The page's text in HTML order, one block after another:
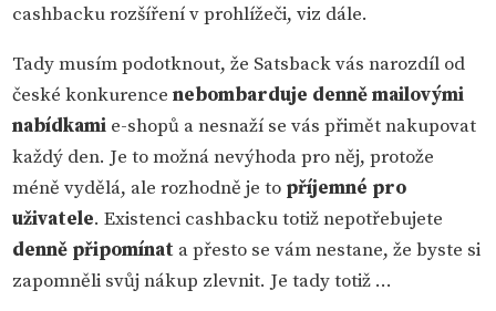
cashbacku rozšíření v prohlížeči, viz dále.
Tady musím podotknout, že Satsback vás narozdíl od
české konkurencenebombarduje denně mailovými
nabídkami e-shopů a nesnaží se vás přimět nakupovat
každý den. Je to možná nevýhoda pro něj, protože
méně vydělá, ale rozhodně je to příjemné pro
uživatele. Existenci cashbacku totiž nepotřebujete
denně připomínat a přesto se vám nestane, že byste si
zapomněli svůj nákup zlevnit. Je tady totiž …